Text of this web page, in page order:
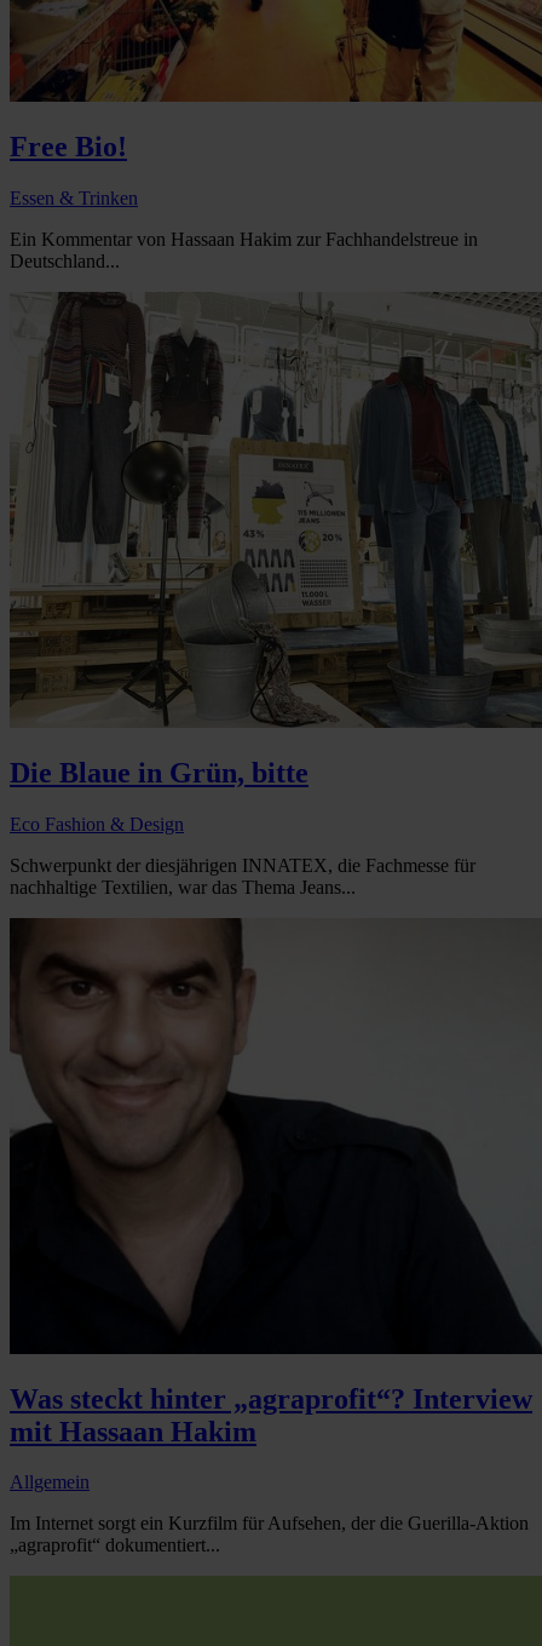
Free Bio!
Essen & Trinken
Ein Kommentar von Hassaan Hakim zur Fachhandelstreue in
Deutschland...
Die Blaue in Grün, bitte
Eco Fashion & Design
Schwerpunkt der diesjährigen INNATEX, die Fachmesse für
nachhaltige Textilien, war das Thema Jeans...
Was steckt hinter „agraprofit“? Interview
mit Hassaan Hakim
Allgemein
Im Internet sorgt ein Kurzfilm für Aufsehen, der die Guerilla-Aktion
„agraprofit“ dokumentiert...